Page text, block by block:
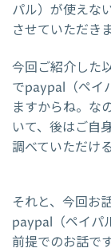
パル）が使えな
させていただき
今回ご紹介した
でpaypal（ペイ
ますからね。な
いて、後はご自
調べていただけ
それと、今回お
paypal（ペイパ
前提でのお話で